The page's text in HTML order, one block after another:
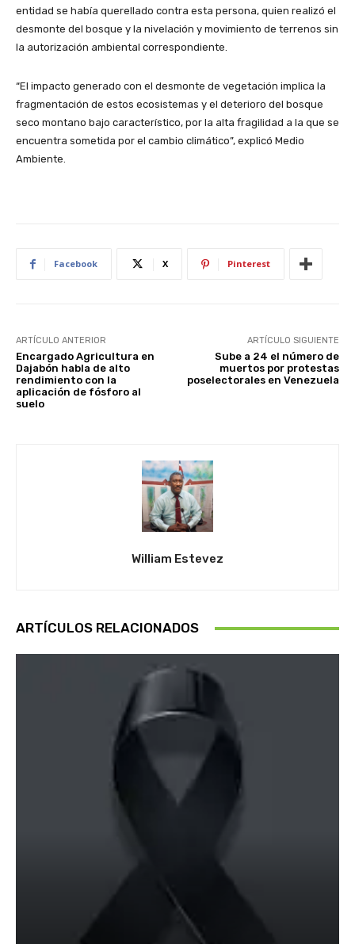
entidad se había querellado contra esta persona, quien realizó el
desmonte del bosque y la nivelación y movimiento de terrenos sin
la autorización ambiental correspondiente.
“El impacto generado con el desmonte de vegetación implica la
fragmentación de estos ecosistemas y el deterioro del bosque
seco montano bajo característico, por la alta fragilidad a la que se
encuentra sometida por el cambio climático”, explicó Medio
Ambiente.
Facebook X Pinterest
ARTÍCULO ANTERIOR
Encargado Agricultura en
Dajabón habla de alto
rendimiento con la
aplicación de fósforo al
suelo
ARTÍCULO SIGUIENTE
Sube a 24 el número de
muertos por protestas
poselectorales en Venezuela
William Estevez
ARTÍCULOS RELACIONADOS